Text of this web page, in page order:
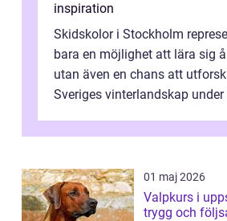
inspiration
Skidskolor i Stockholm
bara en möjlighet att lära sig
utan även en chans att
Sveriges vinterlandskap
01 maj 2026
Valpkurs i uppsala
trygg och